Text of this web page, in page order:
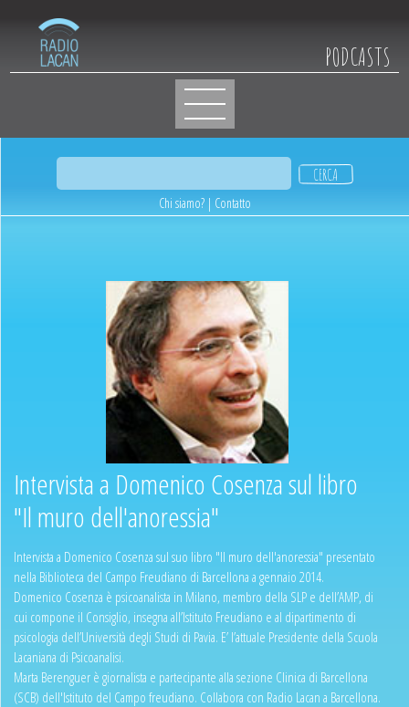
PODCASTS
Chi siamo? | Contatto
Intervista a Domenico Cosenza sul libro
"Il muro dell'anoressia"
Intervista a Domenico Cosenza sul suo libro "Il muro dell'anoressia" presentato
nella Biblioteca del Campo Freudiano di Barcellona a gennaio 2014.
Domenico Cosenza è psicoanalista in Milano, membro della SLP e dell’AMP, di
cui compone il Consiglio, insegna all’Istituto Freudiano e al dipartimento di
psicologia dell’Università degli Studi di Pavia. E’ l’attuale Presidente della Scuola
Lacaniana di Psicoanalisi.
Marta Berenguer è giornalista e partecipante alla sezione Clinica di Barcellona
(SCB) dell'Istituto del Campo freudiano. Collabora con Radio Lacan a Barcellona.